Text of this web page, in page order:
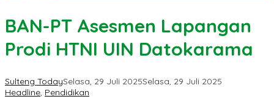
BAN-PT Asesmen Lapangan
Prodi HTNI UIN Datokarama
Sulteng TodaySelasa, 29 Juli 2025Selasa, 29 Juli 2025
Headline, Pendidikan